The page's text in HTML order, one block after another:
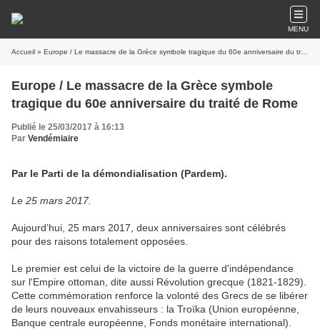
MENU
Accueil » Europe / Le massacre de la Grèce symbole tragique du 60e anniversaire du traité de Rome
Europe / Le massacre de la Grèce symbole
tragique du 60e anniversaire du traité de Rome
Publié le 25/03/2017 à 16:13
Par Vendémiaire
Par le Parti de la démondialisation (Pardem).
Le 25 mars 2017.
Aujourd’hui, 25 mars 2017, deux anniversaires sont célébrés
pour des raisons totalement opposées.
Le premier est celui de la victoire de la guerre d'indépendance
sur l'Empire ottoman, dite aussi Révolution grecque (1821-1829).
Cette commémoration renforce la volonté des Grecs de se libérer
de leurs nouveaux envahisseurs : la Troïka (Union européenne,
Banque centrale européenne, Fonds monétaire international).